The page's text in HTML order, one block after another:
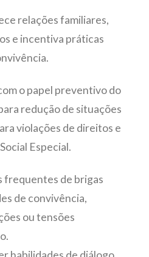
relações familiares,
e incentiva práticas
o papel preventivo do
redução de situações
violações de direitos e
Especial.
frequentes de brigas
de convivência,
ou tensões